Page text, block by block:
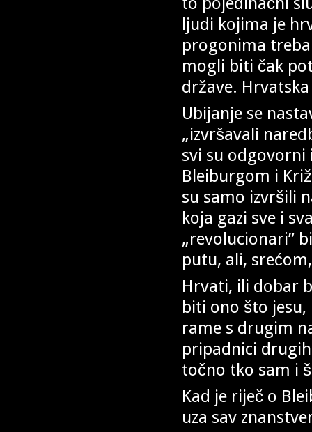
ljudi kojima je
progonima
mogli biti čak
države.
Ubijanje se
„izvršavali
svi su odgovorni
Bleiburgom i
su samo izvršili
koja gazi sve i
„revolucionari”
putu, ali,
Hrvati, ili dobar
biti ono što
rame s drugim
pripadnici
točno tko sam i
Kad je riječ o
uza sav